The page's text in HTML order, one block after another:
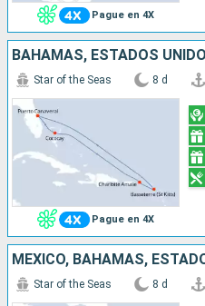
Pague en 4X
Pague en 4X
Star of the Seas 8 d
MÉXICO, BAHAMAS,
Star of the Seas 8 d